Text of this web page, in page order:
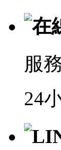
在
服
24